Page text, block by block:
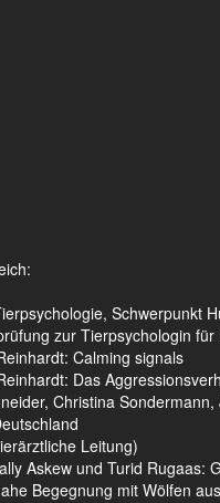
Schwerpunkt
zur Tierpsychologin für
Calming signals
Das
Christina
Leitung)
Askew und Turid Rugaas:
Begegnung mit Wölfen